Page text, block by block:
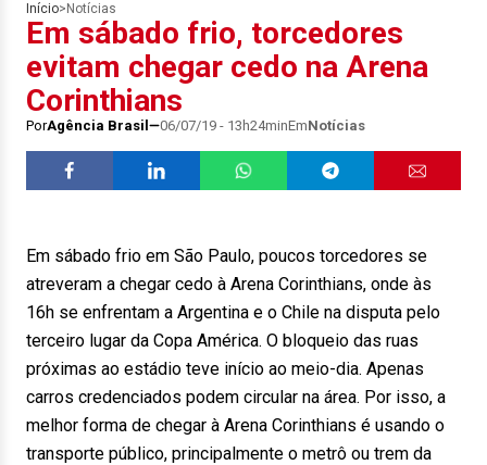
Início> Notícias
Em sábado frio, torcedores
evitam chegar cedo na Arena
Corinthians
PorAgência Brasil 06/07/19 - 13h24minEmNotícias
Em sábado frio em São Paulo, poucos torcedores se
atreveram a chegar cedo à Arena Corinthians, onde às
16h se enfrentam a Argentina e o Chile na disputa pelo
terceiro lugar da Copa América. O bloqueio das ruas
próximas ao estádio teve início ao meio-dia. Apenas
carros credenciados podem circular na área. Por isso, a
melhor forma de chegar à Arena Corinthians é usando o
transporte público, principalmente o metrô ou trem da